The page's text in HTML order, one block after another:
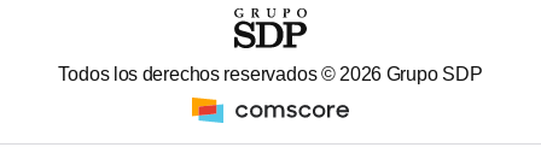
Todos los derechos reservados © 2026 Grupo SDP